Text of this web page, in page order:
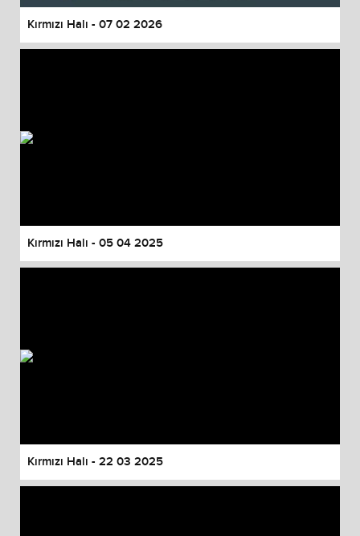
Kırmızı Halı - 07 02 2026
Kırmızı Halı - 05 04 2025
Kırmızı Halı - 22 03 2025